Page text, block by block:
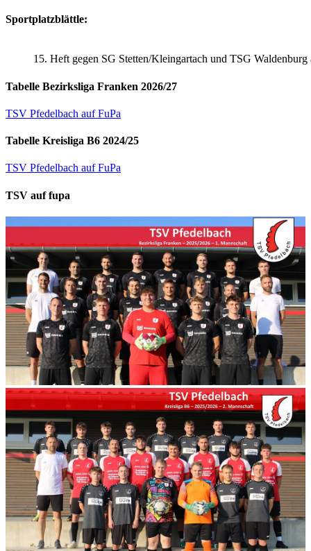
Sportplatzblättle:
15. Heft gegen SG Stetten/Kleingartach und TSG Waldenburg
Tabelle Bezirksliga Franken 2026/27
TSV Pfedelbach auf FuPa
Tabelle Kreisliga B6 2024/25
TSV Pfedelbach auf FuPa
TSV auf fupa